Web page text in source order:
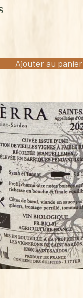
Ajouter au panier